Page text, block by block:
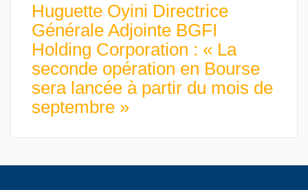
Huguette Oyini Directrice
Générale Adjointe BGFI
Holding Corporation : « La
seconde opération en Bourse
sera lancée à partir du mois de
septembre »